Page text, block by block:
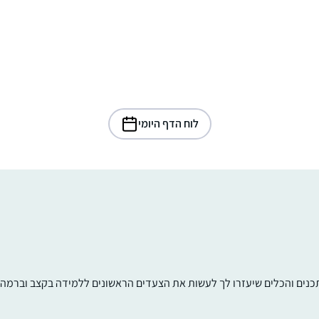
לוח הדף היומי
והכלים שיעזרו לך לעשות את הצעדים הראשונים ללמידה בקצב
התחלתי ללמוד דף יומי שהתחילו מסכת